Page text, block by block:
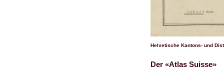
Helvetische Kantons- und
Der «Atlas Suisse»